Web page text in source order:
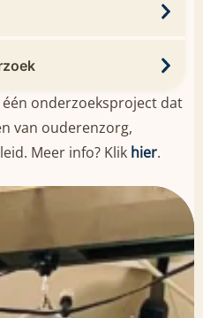
onderzoeksproject dat
van ouderenzorg,
Meer info? Klik hier.